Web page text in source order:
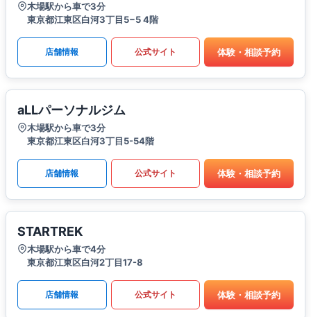
木場駅から車で3分
東京都江東区白河3丁目5−5 4階
店舗情報 公式サイト 体験・相談予約
aLLパーソナルジム
木場駅から車で3分
東京都江東区白河3丁目5-54階
店舗情報 公式サイト 体験・相談予約
STARTREK
木場駅から車で4分
東京都江東区白河2丁目17-8
店舗情報 公式サイト 体験・相談予約